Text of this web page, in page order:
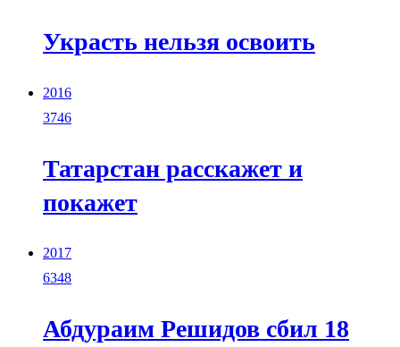
Украсть нельзя освоить
2016
3746
Татарстан расскажет и
покажет
2017
6348
Абдураим Решидов сбил 18